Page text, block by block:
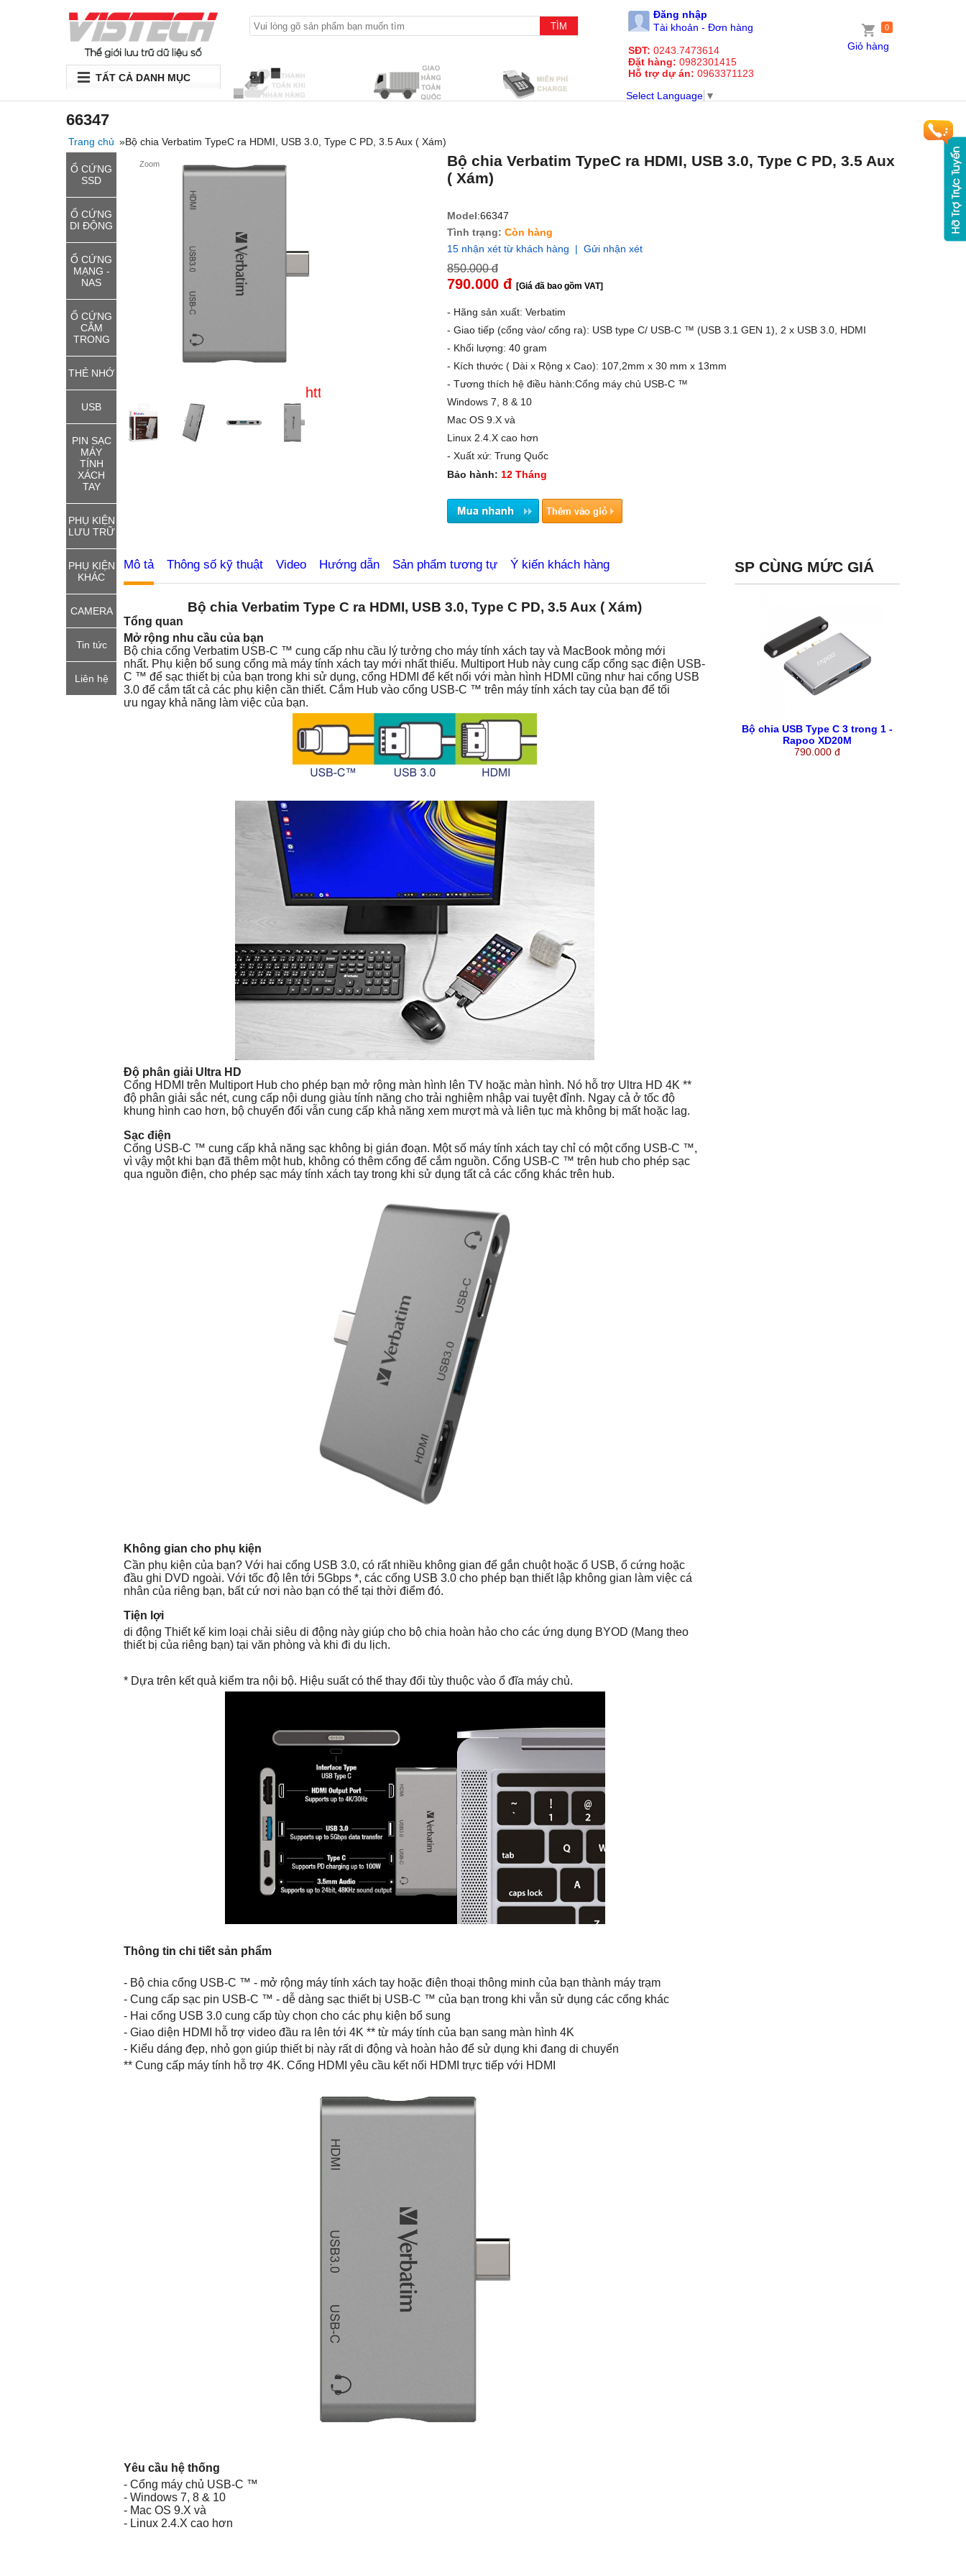
0
Giỏ hàng
Đăng nhập
Tài khoản - Đơn hàng
SĐT: 0243.7473614
Đặt hàng: 0982301415
Hỗ trợ dự án: 0963371123
TẤT CẢ DANH MỤC
Select Language ▼
66347
Trang chủ »Bộ chia Verbatim TypeC ra HDMI, USB 3.0, Type C PD, 3.5 Aux ( Xám)
Ổ CỨNG
SSD
Ổ CỨNG
DI ĐỘNG
Ổ CỨNG
MẠNG -
NAS
Ổ CỨNG
CẮM
TRONG
THẺ NHỚ
USB
PIN SẠC
MÁY
TÍNH
XÁCH
TAY
PHỤ KIỆN
LƯU TRỮ
PHỤ KIỆN
KHÁC
CAMERA
Tin tức
Liên hệ
Zoom
http://thietbiluutru.com.vn
Bộ chia Verbatim TypeC ra HDMI, USB 3.0, Type C PD, 3.5 Aux
( Xám)
Model:66347
Tình trạng: Còn hàng
15 nhận xét từ khách hàng | Gửi nhận xét
850.000 đ
790.000 đ [Giá đã bao gồm VAT]
- Hãng sản xuất: Verbatim
- Giao tiếp (cổng vào/ cổng ra): USB type C/ USB-C ™ (USB 3.1 GEN 1), 2 x USB 3.0, HDMI
- Khối lượng: 40 gram
- Kích thước ( Dài x Rộng x Cao): 107,2mm x 30 mm x 13mm
- Tương thích hệ điều hành:Cổng máy chủ USB-C ™
Windows 7, 8 & 10
Mac OS 9.X và
Linux 2.4.X cao hơn
- Xuất xứ: Trung Quốc
Bảo hành: 12 Tháng
SP CÙNG MỨC GIÁ
Bộ chia USB Type C 3 trong 1 -
Rapoo XD20M
790.000 đ
Mô tả Thông số kỹ thuật Video Hướng dẫn Sản phẩm tương tự Ý kiến khách hàng
Bộ chia Verbatim Type C ra HDMI, USB 3.0, Type C PD, 3.5 Aux ( Xám)
Tổng quan
Mở rộng nhu cầu của bạn
Bộ chia cổng Verbatim USB-C ™ cung cấp nhu cầu lý tưởng cho máy tính xách tay và MacBook mỏng mới
nhất. Phụ kiện bổ sung cổng mà máy tính xách tay mới nhất thiếu. Multiport Hub này cung cấp cổng sạc điện USB-
C ™ để sạc thiết bị của bạn trong khi sử dụng, cổng HDMI để kết nối với màn hình HDMI cũng như hai cổng USB
3.0 để cắm tất cả các phụ kiện cần thiết. Cắm Hub vào cổng USB-C ™ trên máy tính xách tay của bạn để tối
ưu ngay khả năng làm việc của bạn.
Độ phân giải Ultra HD
Cổng HDMI trên Multiport Hub cho phép bạn mở rộng màn hình lên TV hoặc màn hình. Nó hỗ trợ Ultra HD 4K **
độ phân giải sắc nét, cung cấp nội dung giàu tính năng cho trải nghiệm nhập vai tuyệt đỉnh. Ngay cả ở tốc độ
khung hình cao hơn, bộ chuyển đổi vẫn cung cấp khả năng xem mượt mà và liên tục mà không bị mất hoặc lag.
Sạc điện
Cổng USB-C ™ cung cấp khả năng sạc không bị gián đoạn. Một số máy tính xách tay chỉ có một cổng USB-C ™,
vì vậy một khi bạn đã thêm một hub, không có thêm cổng để cắm nguồn. Cổng USB-C ™ trên hub cho phép sạc
qua nguồn điện, cho phép sạc máy tính xách tay trong khi sử dụng tất cả các cổng khác trên hub.
Không gian cho phụ kiện
Cần phụ kiện của bạn? Với hai cổng USB 3.0, có rất nhiều không gian để gắn chuột hoặc ổ USB, ổ cứng hoặc
đầu ghi DVD ngoài. Với tốc độ lên tới 5Gbps *, các cổng USB 3.0 cho phép bạn thiết lập không gian làm việc cá
nhân của riêng bạn, bất cứ nơi nào bạn có thể tại thời điểm đó.
Tiện lợi
di động Thiết kế kim loại chải siêu di động này giúp cho bộ chia hoàn hảo cho các ứng dụng BYOD (Mang theo
thiết bị của riêng bạn) tại văn phòng và khi đi du lịch.
* Dựa trên kết quả kiểm tra nội bộ. Hiệu suất có thể thay đổi tùy thuộc vào ổ đĩa máy chủ.
Thông tin chi tiết sản phẩm
- Bộ chia cổng USB-C ™ - mở rộng máy tính xách tay hoặc điện thoại thông minh của bạn thành máy trạm
- Cung cấp sạc pin USB-C ™ - dễ dàng sạc thiết bị USB-C ™ của bạn trong khi vẫn sử dụng các cổng khác
- Hai cổng USB 3.0 cung cấp tùy chọn cho các phụ kiện bổ sung
- Giao diện HDMI hỗ trợ video đầu ra lên tới 4K ** từ máy tính của bạn sang màn hình 4K
- Kiểu dáng đẹp, nhỏ gọn giúp thiết bị này rất di động và hoàn hảo để sử dụng khi đang di chuyển
** Cung cấp máy tính hỗ trợ 4K. Cổng HDMI yêu cầu kết nối HDMI trực tiếp với HDMI
Yêu cầu hệ thống
- Cổng máy chủ USB-C ™
- Windows 7, 8 & 10
- Mac OS 9.X và
- Linux 2.4.X cao hơn